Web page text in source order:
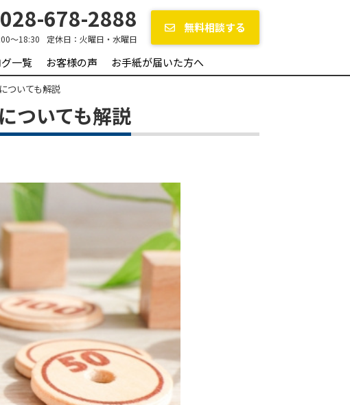
028-678-2888
～18:30 定休日： 火曜日・水曜日
無料相談する
一覧 お客様の声 お手紙が届いた方へ
ついても解説
ついても解説